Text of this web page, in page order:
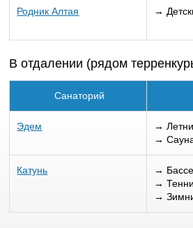
Родник Алтая →
В отдалении (рядом
Санаторий
Эдем
→
→
Катунь
→
→
→